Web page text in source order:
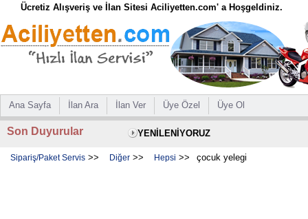
Ücretiz Alışveriş ve İlan Sitesi Aciliyetten.com' a Hoşgeldiniz.
Ana Sayfa İlan Ara İlan Ver Üye Özel Üye Ol
Son Duyurular YENİLENİYORUZ
Sipariş/Paket Servis >> Diğer >> Hepsi >> çocuk yelegi